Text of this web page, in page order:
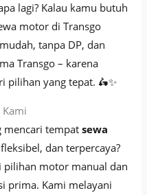
lagi? Kalau kamu butuh
motor di Transgo
tanpa DP, dan
Transgo – karena
pilihan yang tepat. 🛵✨
Kami
mencari tempatsewa
dan terpercaya?
pilihan motor manual dan
prima. Kami melayani